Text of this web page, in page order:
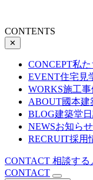
CONTENTS
✕
CONCEPT私た
EVENT住宅見
WORKS施工事
ABOUT國本建
BLOG建築堂
NEWSお知らせ
RECRUIT採用
CONTACT 相談する
CONTACT